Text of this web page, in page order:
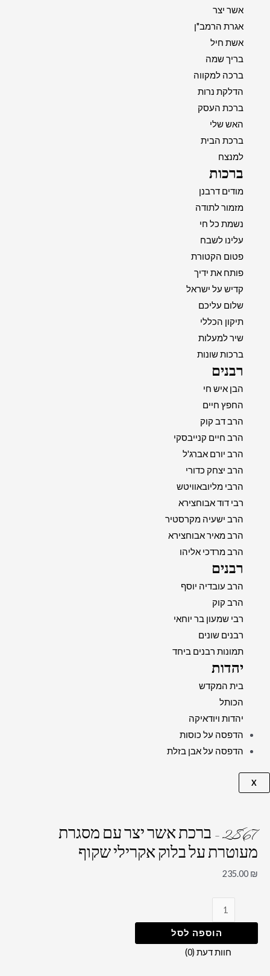
אשר יצר
אגרת הרמב"ן
אשת חיל
בריך שמה
ברכה למקווה
הדלקת נרות
ברכת העסק
האש שלי
ברכת הבית
למנצח
ברכות
מודים דרבנן
מזמור לתודה
נשמת כל חי
עלינו לשבח
פטום הקטורת
פותח את ידיך
קדיש על ישראל
שלום עליכם
תיקון הכללי
שיר למעלות
ברכות שונות
רבנים
הבן איש חי
החפץ חיים
הרב דב קוק
הרב חיים קנייבסקי
הרב יורם אברג'ל
הרב יצחק כדורי
הרבי מליובאוויטש
רבי דוד אבוחצירא
הרב ישעיה מקרסטיר
הרב מאיר אבוחצירא
הרב מרדכי אליהו
רבנים
הרב עובדיה יוסף
הרב קוק
רבי שמעון בר יוחאי
רבנים שונים
תמונות רבנים ביחד
יהדות
בית המקדש
הכותל
יהדות ויודאיקה
הדפסה על כוסות
הדפסה על אבן בזלת
X
2867 – ברכת אשר יצר עם מסגרת
מעוטרת על בלוק אקרילי שקוף
235.00 ₪
הוספה לסל
חוות דעת (0)